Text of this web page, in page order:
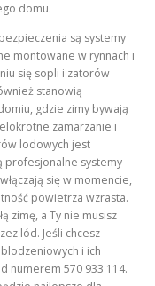
domu.
są systemy
montowane w rynnach i
się sopli i zatorów
stanowią
gdzie zimy bywają
zamarzanie i
lodowych jest
profesjonalne systemy
się w momencie,
powietrza wzrasta.
zimę, a Ty nie musisz
lód. Jeśli chcesz
i ich
numerem 570 933 114.